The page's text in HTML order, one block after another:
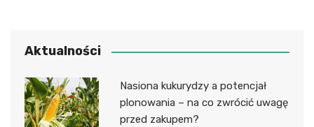
Aktualności
Nasiona kukurydzy a potencjał
plonowania – na co zwrócić uwagę
przed zakupem?